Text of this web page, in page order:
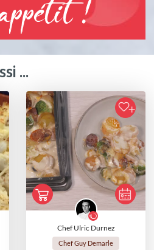
!
...
Chef Ulric Durnez
Chef Guy Demarle